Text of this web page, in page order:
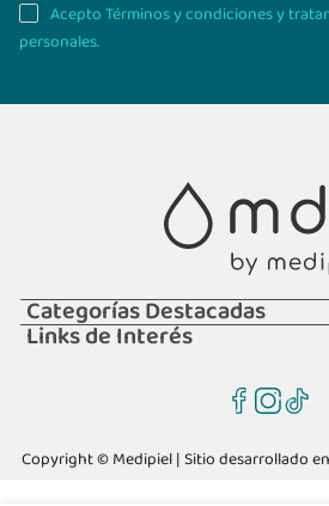
Acepto Términos y condiciones y
personales.
Categorías Destacadas
Links de Interés
Copyright © Medipiel | Sitio desarrollado